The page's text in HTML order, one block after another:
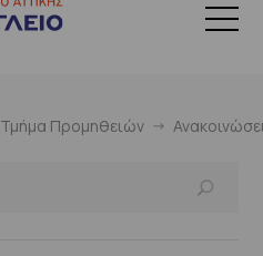
Τμήμα Προμηθειών